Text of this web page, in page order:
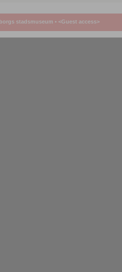
stadsmuseum • <Guest access>